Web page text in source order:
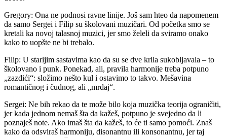
Gregory: Ona ne podnosi ravne linije. Još sam hteo da napomenem
da samo Sergei i Filip su školovani muzičari. Od početka smo se
kretali ka novoj talasnoj muzici, jer smo želeli da sviramo onako
kako to uopšte ne bi trebalo.
Filip: U starijim sastavima kao da su se dve krila sukobljavala – to
školovano i punk. Ponekad, ali, pravila harmonije treba potpuno
„zazdići“: složimo nešto kul i ostavimo to takvo. Mešavina
romantičnog i čudnog, ali „mrdaj“.
Sergei: Ne bih rekao da te može bilo koja muzička teorija ograničiti,
jer kada jednom nemaš šta da kažeš, potpuno je svejedno da li
poznaješ note. Ako imaš šta da kažeš, to će ti samo pomoći. Znaš
kako da odsviraš harmoniju, disonantnu ili konsonantnu, jer taj